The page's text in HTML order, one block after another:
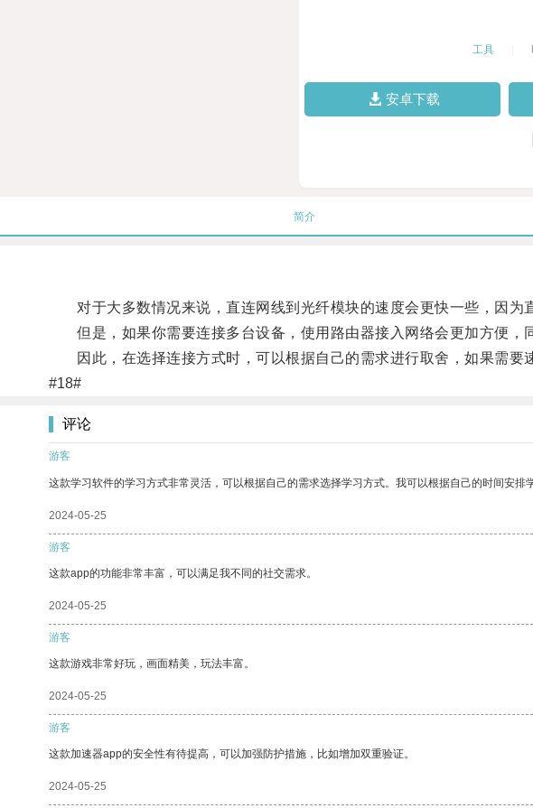
工具
安卓下载
简介
对于大多数情况来说，直连网线到光纤模块的速度会更快一些，因为
但是，如果你需要连接多台设备，使用路由器接入网络会更加方便，
因此，在选择连接方式时，可以根据自己的需求进行取舍，如果需要
#18#
评论
游客
这款学习软件的学习方式非常灵活，可以根据自己的需求选择学习方式。我可以根据自己的时间安排
2024-05-25
游客
这款app的功能非常丰富，可以满足我不同的社交需求。
2024-05-25
游客
这款游戏非常好玩，画面精美，玩法丰富。
2024-05-25
游客
这款加速器app的安全性有待提高，可以加强防护措施，比如增加双重验证。
2024-05-25